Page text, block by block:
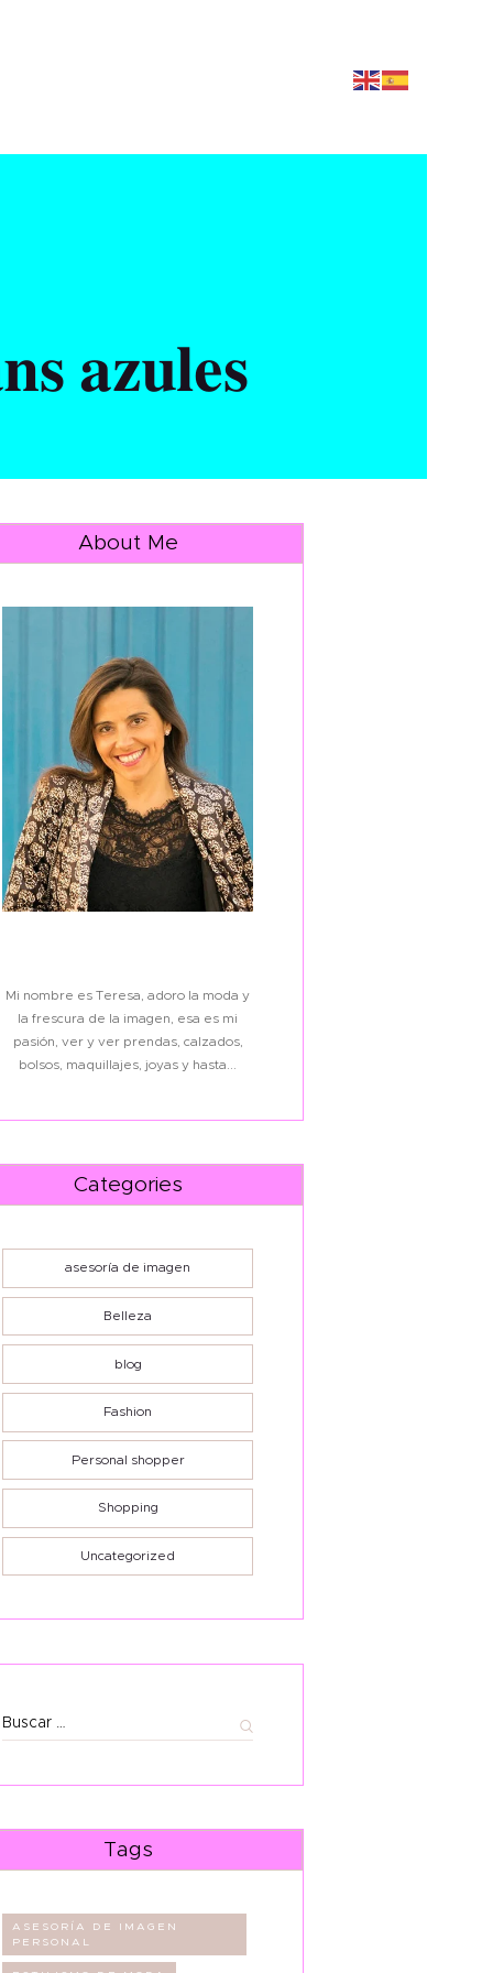
azules
About Me
Mi nombre es Teresa, adoro la moda y
la frescura de la imagen, esa es mi
pasión, ver y ver prendas, calzados,
bolsos, maquillajes, joyas y hasta...
Categories
asesoría de imagen
Belleza
blog
Fashion
Personal shopper
Shopping
Uncategorized
Buscar:
Tags
ASESORÍA DE IMAGEN
PERSONAL